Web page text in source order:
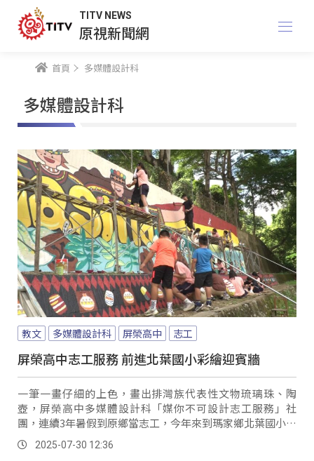
TITV NEWS
原視新聞網
首頁 多媒體設計科
多媒體設計科
教文 多媒體設計科 屏榮高中 志工
屏榮高中志工服務 前進北葉國小彩繪迎賓牆
一筆一畫仔細的上色，畫出排灣族代表性文物琉璃珠、陶
壺，屏榮高中多媒體設計科「媒你不可設計志工服務」社
團，連續3年暑假到原鄉當志工，今年來到瑪家鄉北葉國小彩
繪停車空地旁的牆面，學生與北葉國小老師經過兩個多月的
討論，由學生設計主題為Masilid北葉部落彩繪迎賓牆。
2025-07-30 12:36